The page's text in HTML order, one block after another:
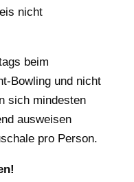
nicht
beim
Bowling und nicht
sich mindesten
ausweisen
pro Person.